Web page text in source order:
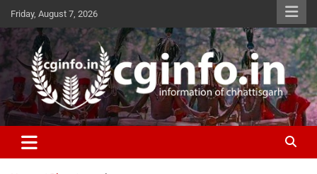
content
Friday, August 7, 2026
cginfo.in
information of Chhattisgarh